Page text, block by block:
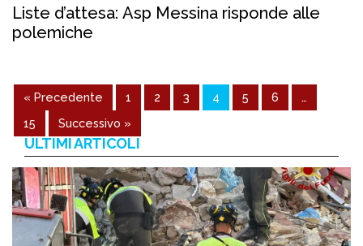
Liste d’attesa: Asp Messina risponde alle
polemiche
« Precedente 1 2 3 4 5 6
…
15
Successivo »
ULTIMI ARTICOLI